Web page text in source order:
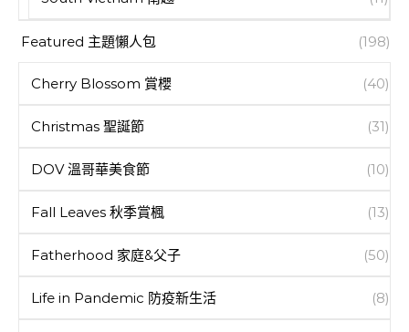
Featured 主題懶人包 (198)
Cherry Blossom 賞櫻 (40)
Christmas 聖誕節 (31)
DOV 溫哥華美食節 (10)
Fall Leaves 秋季賞楓 (13)
Fatherhood 家庭&父子 (50)
Life in Pandemic 防疫新生活 (8)